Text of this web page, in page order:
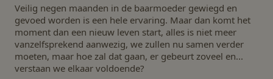
Veilig negen maanden in de baarmoeder gewiegd en
gevoed worden is een hele ervaring. Maar dan komt het
moment dan een nieuw leven start, alles is niet meer
vanzelfsprekend aanwezig, we zullen nu samen verder
moeten, maar hoe zal dat gaan, er gebeurt zoveel en...
verstaan we elkaar voldoende?